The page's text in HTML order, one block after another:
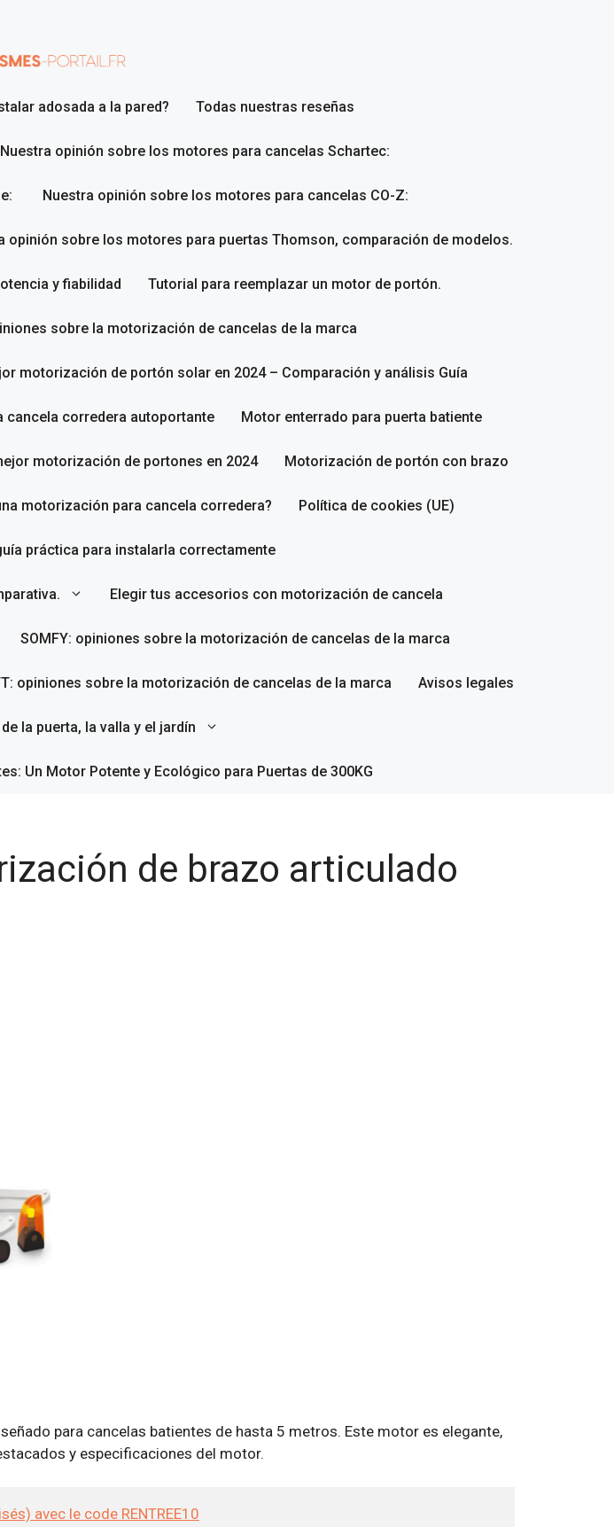
adosada a la pared? Todas nuestras reseñas
Nuestra opinión sobre los motores para cancelas Schartec:
Nuestra opinión sobre los motores para cancelas CO-Z:
opinión sobre los motores para puertas Thomson, comparación de modelos.
y fiabilidad Tutorial para reemplazar un motor de portón.
sobre la motorización de cancelas de la marca
motorización de portón solar en 2024 – Comparación y análisis Guía
cancela corredera autoportante Motor enterrado para puerta batiente
motorización de portones en 2024 Motorización de portón con brazo
motorización para cancela corredera? Política de cookies (UE)
práctica para instalarla correctamente
Elegir tus accesorios con motorización de cancela
SOMFY: opiniones sobre la motorización de cancelas de la marca
opiniones sobre la motorización de cancelas de la marca Avisos legales
la puerta, la valla y el jardín
Un Motor Potente y Ecológico para Puertas de 300KG
de brazo articulado
para cancelas batientes de hasta 5 metros. Este motor es elegante,
y especificaciones del motor.
avec le code RENTREE10